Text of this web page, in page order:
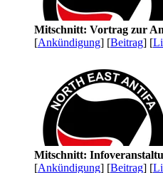
Mitschnitt: Vortrag zur
[Ankündigung] [Beitrag] [
Mitschnitt:
[Ankündigung] [Beitrag] [